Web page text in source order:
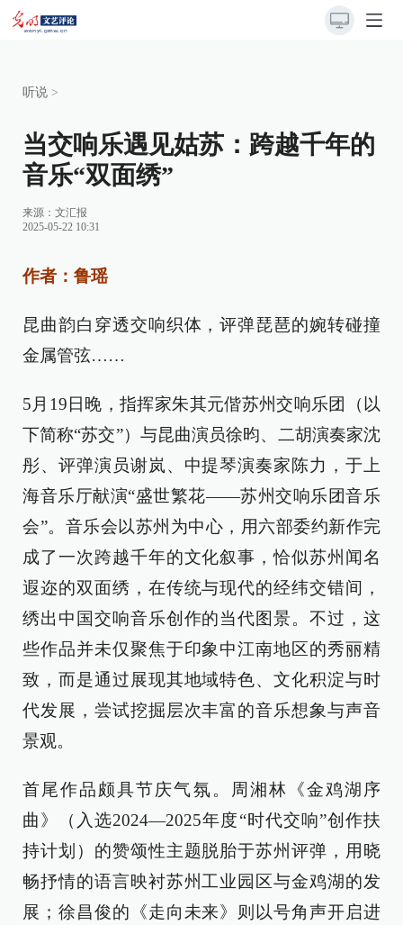
听说 >
当交响乐遇见姑苏：跨越千年的
音乐“双面绣”
来源： 文汇报
2025-05-22 10:31
作者：鲁瑶
昆曲韵白穿透交响织体，评弹琵琶的婉转碰撞
金属管弦……
5月19日晚，指挥家朱其元偕苏州交响乐团（以
下简称“苏交”）与昆曲演员徐昀、二胡演奏家沈
彤、评弹演员谢岚、中提琴演奏家陈力，于上
海音乐厅献演“盛世繁花——苏州交响乐团音乐
会”。音乐会以苏州为中心，用六部委约新作完
成了一次跨越千年的文化叙事，恰似苏州闻名
遐迩的双面绣，在传统与现代的经纬交错间，
绣出中国交响音乐创作的当代图景。不过，这
些作品并未仅聚焦于印象中江南地区的秀丽精
致，而是通过展现其地域特色、文化积淀与时
代发展，尝试挖掘层次丰富的音乐想象与声音
景观。
首尾作品颇具节庆气氛。周湘林《金鸡湖序
曲》（入选2024—2025年度“时代交响”创作扶
持计划）的赞颂性主题脱胎于苏州评弹，用晓
畅抒情的语言映衬苏州工业园区与金鸡湖的发
展；徐昌俊的《走向未来》则以号角声开启进